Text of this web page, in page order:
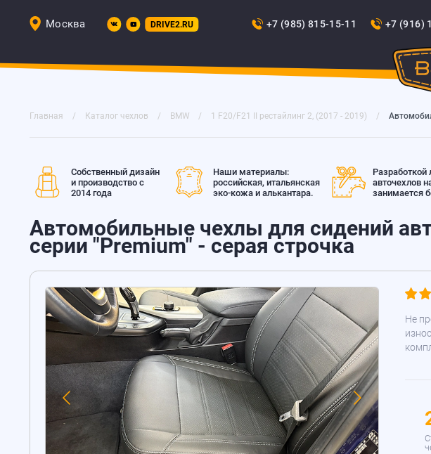
Москва DRIVE2.RU +7 (985) 815-15-11 +7 (916)
Главная Каталог чехлов BMW 1 F20/F21 II рестайлинг 2, (2017 - 2019)
Собственный дизайн
и производство с
2014 года
Наши материалы:
российская, итальянская
эко-кожа и алькантара.
авточехлов
занимается
Автомобильные чехлы для сидений
серии "Premium" - серая строчка
Не